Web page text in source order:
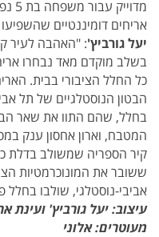
אריחים דומיננטיים
יעל גורביץ': "האהבה לעיר
בשלב מוקדם מאד נבחרו
כל החלל הציבורי בבית.
הבטון הנוסטלגיים של תל
בחלל, שהם התוו את שאר
המטבח, וארון אחסון ענק
קיר הספריה שמשולב בדלת
ששובר את המונוכרמטיות
אביבי-נוסטלגי, שולבו בחלל
עיצוב: יעל גורביץ' ועינת
מעוטרים: אלוני